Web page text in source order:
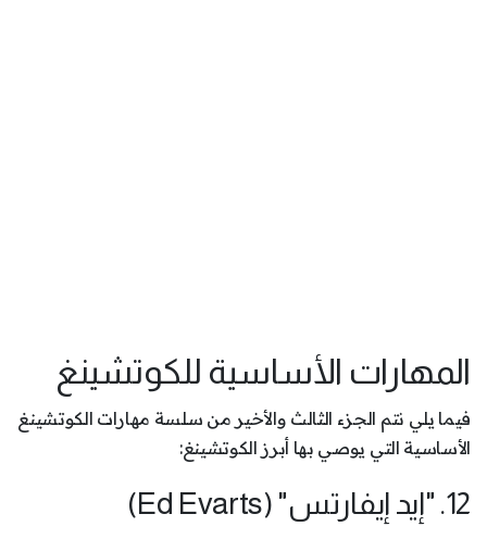
المهارات الأساسية للكوتشينغ
فيما يلي نتم الجزء الثالث والأخير من سلسة مهارات الكوتشينغ
الأساسية التي يوصي بها أبرز الكوتشينغ:
12. "إيد إيفارتس" (Ed Evarts)